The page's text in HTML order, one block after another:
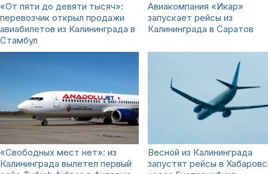
«От пяти до девяти тысяч»:
перевозчик открыл продажи
авиабилетов из Калининграда в
Стамбул
Авиакомпания «Икар»
запускает рейсы из
Калининграда в Саратов
«Свободных мест нет»: из
Калининграда вылетел первый
Весной из Калининграда
запустят рейсы в